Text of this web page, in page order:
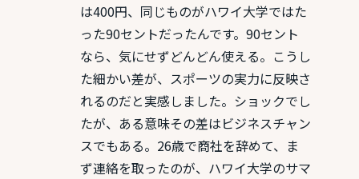
は400円、同じものがハワイ大学ではた
った90セントだったんです。90セント
なら、気にせずどんどん使える。こうし
た細かい差が、スポーツの実力に反映さ
れるのだと実感しました。ショックでし
たが、ある意味その差はビジネスチャン
スでもある。26歳で商社を辞めて、ま
ず連絡を取ったのが、ハワイ大学のサマ